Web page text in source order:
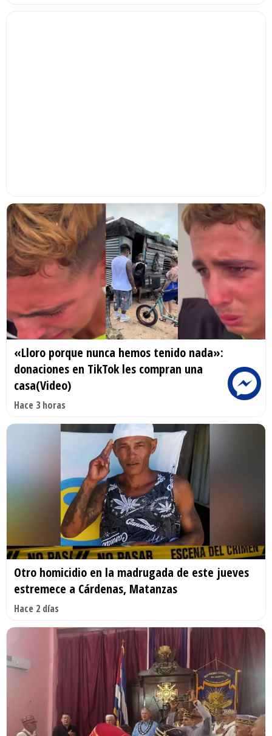
«Lloro porque nunca hemos tenido nada»:
donaciones en TikTok les compran una
casa(Video)
Hace 3 horas
Otro homicidio en la madrugada de este jueves
estremece a Cárdenas, Matanzas
Hace 2 días